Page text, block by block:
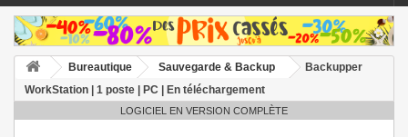
Bureautique Sauvegarde & Backup
Backupper
WorkStation | 1 poste | PC | En téléchargement
LOGICIEL EN VERSION COMPLÈTE